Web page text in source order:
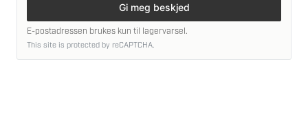
Gi meg beskjed
E-postadressen brukes kun til lagervarsel.
This site is protected by reCAPTCHA.